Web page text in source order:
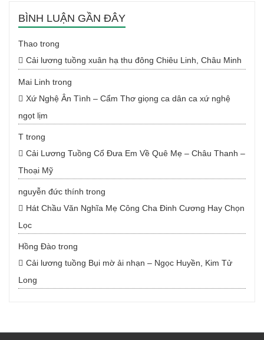
BÌNH LUẬN GẦN ĐÂY
Thao trong
Cải lương tuồng xuân hạ thu đông Chiêu Linh, Châu Minh
Mai Linh trong
Xứ Nghệ Ân Tình – Cẩm Thơ giọng ca dân ca xứ nghệ
ngọt lịm
T trong
Cải Lương Tuồng Cổ Đưa Em Về Quê Mẹ – Châu Thanh –
Thoại Mỹ
nguyễn đức thính trong
Hát Chầu Văn Nghĩa Mẹ Công Cha Đinh Cương Hay Chọn
Lọc
Hồng Đào trong
Cải lương tuồng Bụi mờ ải nhạn – Ngọc Huyền, Kim Tử
Long